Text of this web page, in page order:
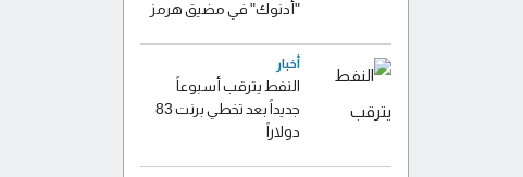
"أدنوك" في مضيق هرمز ‏
أخبار
النفط يترقب أسبوعاً
جديداً بعد تخطي برنت 83
دولاراً